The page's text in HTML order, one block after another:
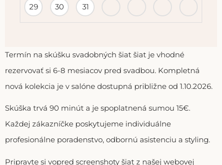
29 30 31
Termín na skúšku svadobných šiat šiat je vhodné
rezervovať si 6-8 mesiacov pred svadbou. Kompletná
nová kolekcia je v salóne dostupná približne od 1.10.2026.
Skúška trvá 90 minút a je spoplatnená sumou 15€.
Každej zákazníčke poskytujeme individuálne
profesionálne poradenstvo, odbornú asistenciu a styling.
Pripravte si vopred screenshoty šiat z našej webovej